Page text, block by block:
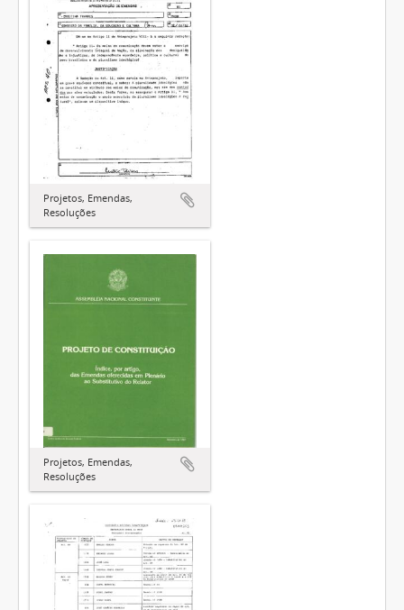
Projetos, Emendas,
Resoluções
Projetos, Emendas,
Resoluções